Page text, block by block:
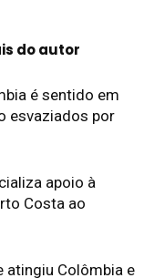
do autor
é sentido em
esvaziados por
apoio à
Costa ao
atingiu Colômbia e